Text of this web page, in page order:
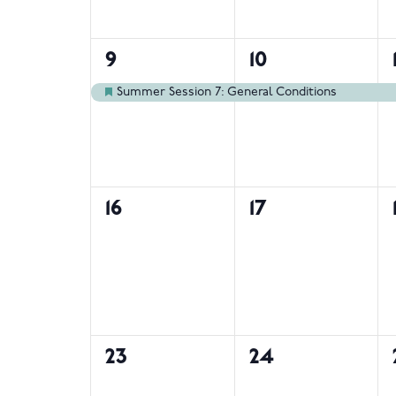
1
אירוע,
9
מוצג
Summer Session 7: General Conditions
1
אירוע,
10
1
0
16
0
17
0
23
0
24